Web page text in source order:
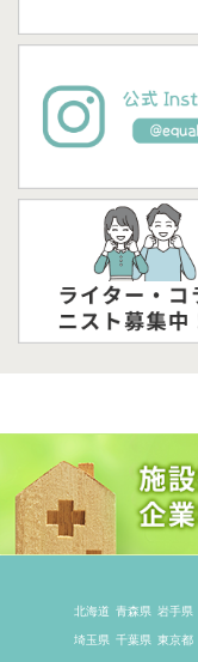
北海道 青森県 岩手県
埼玉県 千葉県 東京都